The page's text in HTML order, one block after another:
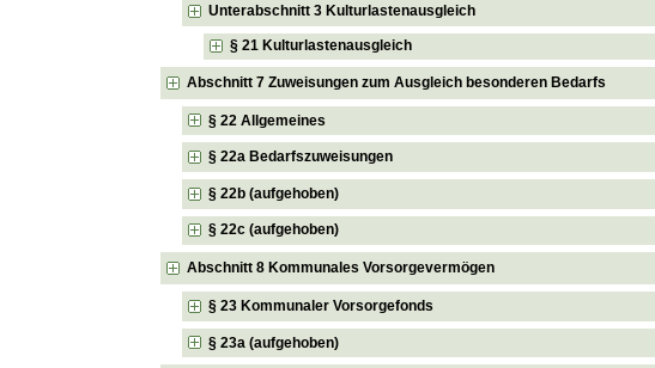
Unterabschnitt 3 Kulturlastenausgleich
§ 21 Kulturlastenausgleich
Abschnitt 7 Zuweisungen zum Ausgleich besonderen Bedarfs
§ 22 Allgemeines
§ 22a Bedarfszuweisungen
§ 22b (aufgehoben)
§ 22c (aufgehoben)
Abschnitt 8 Kommunales Vorsorgevermögen
§ 23 Kommunaler Vorsorgefonds
§ 23a (aufgehoben)